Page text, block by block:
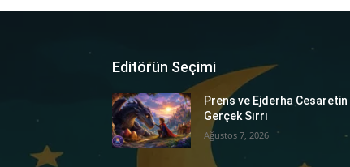
Editörün Seçimi
Prens ve Ejderha Cesaretin
Gerçek Sırrı
Ağustos 7, 2026